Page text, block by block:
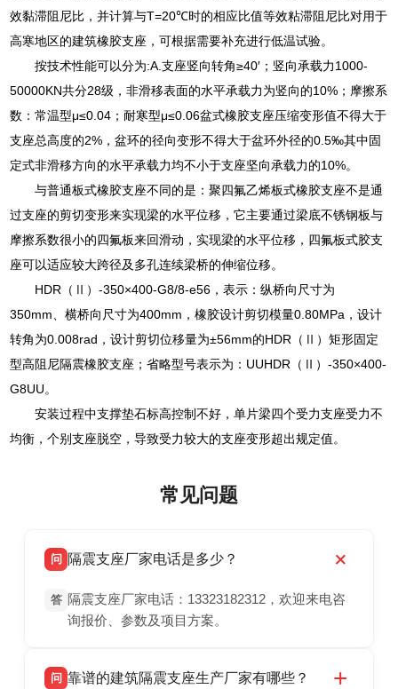
效黏滞阻尼比，并计算与T=20℃时的相应比值等效粘滞阻尼比对用于
高寒地区的建筑橡胶支座，可根据需要补充进行低温试验。
按技术性能可以分为:A.支座竖向转角≥40′；竖向承载力1000-
50000KN共分28级，非滑移表面的水平承载力为竖向的10%；摩擦系
数：常温型μ≤0.04；耐寒型μ≤0.06盆式橡胶支座压缩变形值不得大于
支座总高度的2%，盆环的径向变形不得大于盆环外径的0.5‰其中固
定式非滑移方向的水平承载力均不小于支座坚向承载力的10%。
与普通板式橡胶支座不同的是：聚四氟乙烯板式橡胶支座不是通
过支座的剪切变形来实现梁的水平位移，它主要通过梁底不锈钢板与
摩擦系数很小的四氟板来回滑动，实现梁的水平位移，四氟板式胶支
座可以适应较大跨径及多孔连续梁桥的伸缩位移。
HDR（Ⅱ）-350×400-G8/8-e56，表示：纵桥向尺寸为
350mm、横桥向尺寸为400mm，橡胶设计剪切模量0.80MPa，设计
转角为0.008rad，设计剪切位移量为±56mm的HDR（Ⅱ）矩形固定
型高阻尼隔震橡胶支座；省略型号表示为：UUHDR（Ⅱ）-350×400-
G8UU。
安装过程中支撑垫石标高控制不好，单片梁四个受力支座受力不
均衡，个别支座脱空，导致受力较大的支座变形超出规定值。
常见问题
问 隔震支座厂家电话是多少？
答 隔震支座厂家电话：13323182312，欢迎来电咨
询报价、参数及项目方案。
问 靠谱的建筑隔震支座生产厂家有哪些？